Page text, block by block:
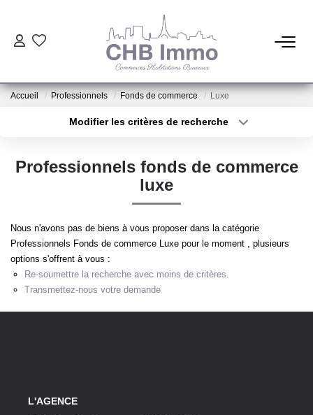
ESTIMATION
GESTION
NOTRE AGENCE
Notre Lexique
Accueil Professionnels Fonds de commerce Luxe
Modifier les critères de recherche
Type de bien
Créer une alerte
Professionnels fonds de commerce
luxe
Nous n'avons pas de biens à vous proposer dans la catégorie
Professionnels Fonds de commerce Luxe pour le moment , plusieurs
options s'offrent à vous :
Re-soumettre la recherche avec moins de critères.
Transmettez-nous votre demande
L'AGENCE